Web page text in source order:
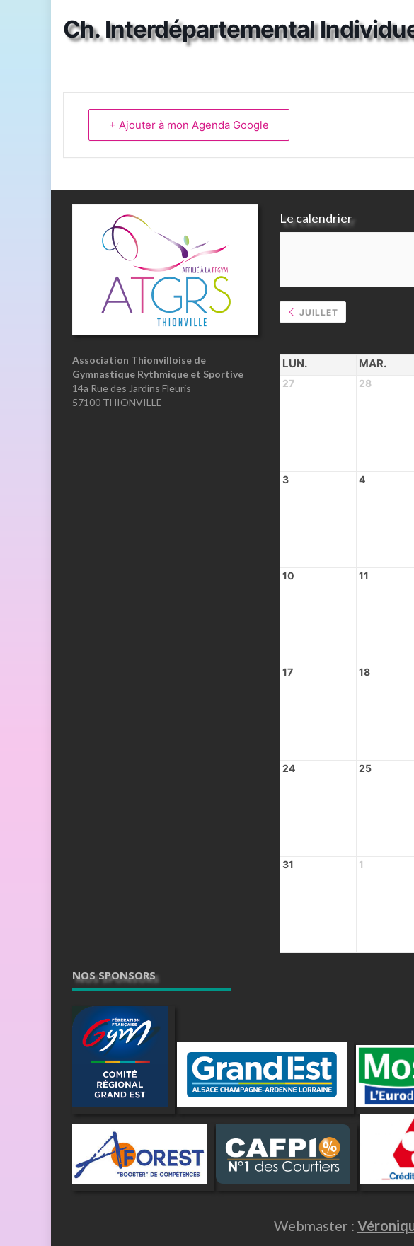
Ch. Interdépartemental
+ Ajouter à mon Agenda Google
Association Thionvilloise de
Gymnastique Rythmique et Sportive
14a Rue des Jardins Fleuris
57100 THIONVILLE
Le calendrier
JUILLET
LUN. MAR.
27 28
3 4
10 11
17 18
24 25
31 1
NOS SPONSORS
Webmaster :